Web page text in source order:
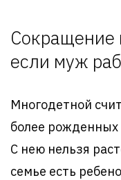
Сокращение
если муж
Многодетной
более
С нею нельзя
семье есть